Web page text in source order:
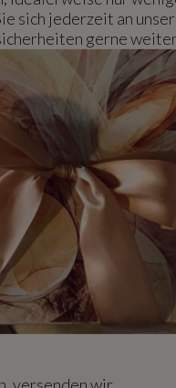
sich jederzeit an
gerne